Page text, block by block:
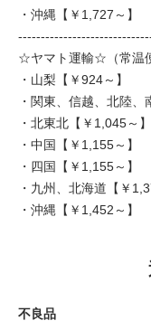
・沖縄【￥1,727～】
☆ヤマト運輸☆（常温
・山梨【￥924～】
・関東、信越、北陸、
・北東北【￥1,045～】
・中国【￥1,155～】
・四国【￥1,155～】
・九州、北海道【￥
・沖縄【￥1,452～】
不良品